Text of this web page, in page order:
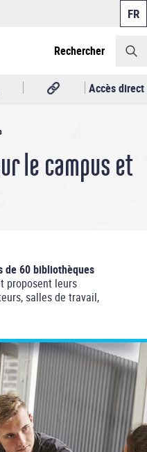
Rechercher
Accès direct
le campus et
de 60 bibliothèques
proposent leurs
salles de travail,